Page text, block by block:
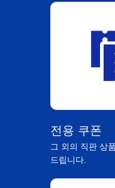
전용 쿠폰
그 외의 직판 상
드립니다.